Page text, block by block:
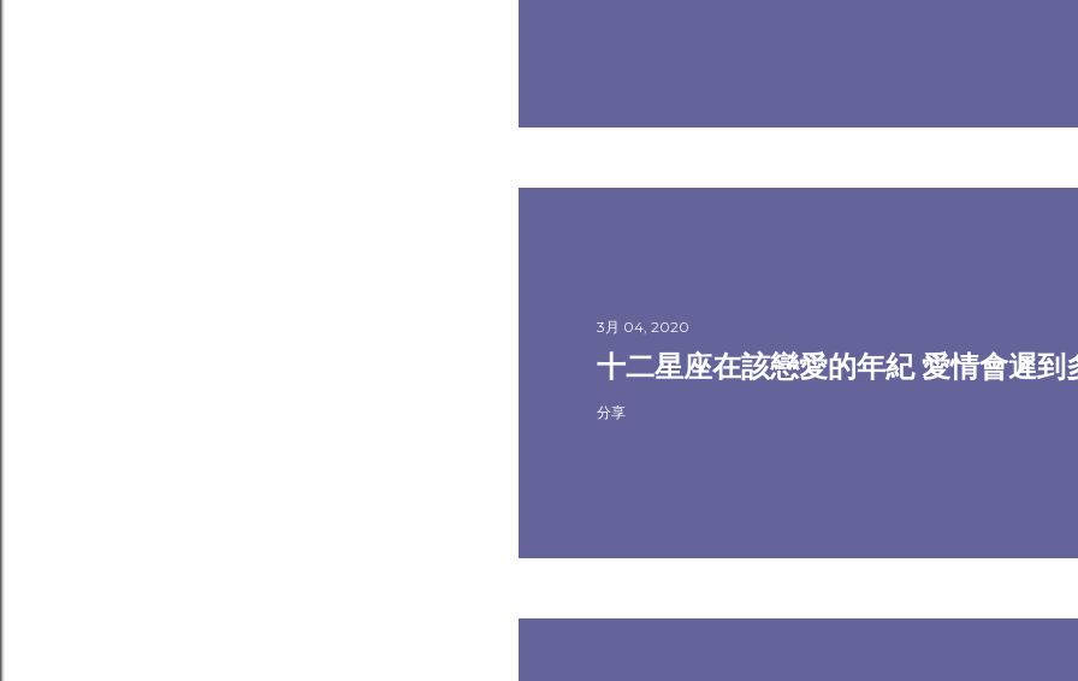
3月 04, 2020
十二星座在該戀愛的年紀 愛情會遲到
分享